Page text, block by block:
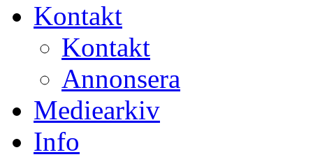
Kontakt
Kontakt
Annonsera
Mediearkiv
Info